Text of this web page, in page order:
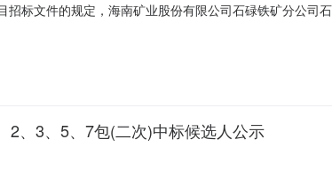
标文件的规定，海南矿业股份有限公司石碌铁矿分公司
现对中标候选单位予以公示如下：中标候选单位：鼎浏
13%税）中标候选单位：深圳市欧格美自动化工程技术
2、3、5、7包(二次)中标候选人公示